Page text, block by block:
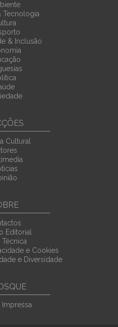
Tecnologia
& Inclusão
Cultural
Editorial
Técnica
e Cookies
e Diversidade
Impressa